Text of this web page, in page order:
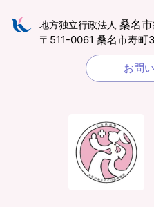
地方独立行政法人 桑名
〒511-0061 桑名市寿町
お問